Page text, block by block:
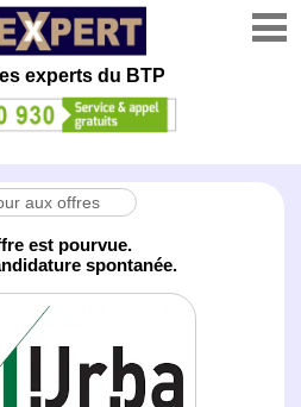
experts du BTP
aux offres
est pourvue.
spontanée.